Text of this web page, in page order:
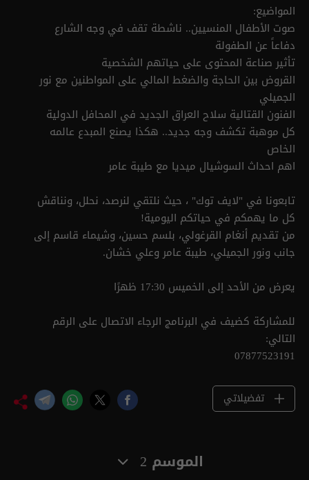
المواضيع:
صوت الأطفال المنسيين.. ناشطة تقف في وجه الشارع
دفاعاً عن الطفولة
تأثير صناعة المحتوى على حياتهم الشخصية
القروض بين الحاجة والضغط المالي على المواطنين مع نور
الجميلي
الفنون القتالية سلاح العراق الجديد في المحافل الدولية
كل موهبة تكشف وجه جديد.. هكذا يصنع المبدع عالمه
الخاص
اهم احداث السوشيال ميديا مع طيبة عامر
تابعونا في "لايف توك" ، حيث نلتقي لنرصد، نحلل، ونناقش
كل ما يهمكم في حياتكم اليومية!
من تقديم أنغام القرغولي، بلسم حسين، وشيماء قاسم إلى
جانب ونور الجميلي، طيبة عامر وعلي خشان.
يعرض من الأحد إلى الخميس 17:30 ظهرًا
للمشاركة كضيف في البرنامج الرجاء الاتصال على الرقم
التالي:
07877523191
تفضيلاتي
الموسم 2